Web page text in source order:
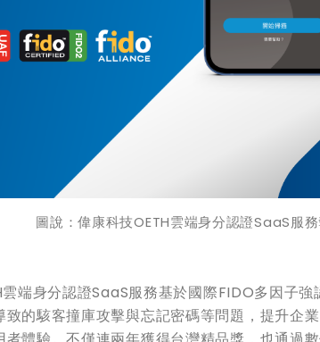
圖說：偉康科技OETH雲端身分認證SaaS服
端身分認證SaaS服務基於國際FIDO多因子
致的駭客撞庫攻擊與忘記密碼等問題，提升企